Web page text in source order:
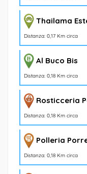
Thailama
Distanza: 0,17 Km circa
Al Buco Bis
Distanza: 0,18 Km circa
Rosticceria
Distanza: 0,18 Km circa
Polleria
Distanza: 0,18 Km circa